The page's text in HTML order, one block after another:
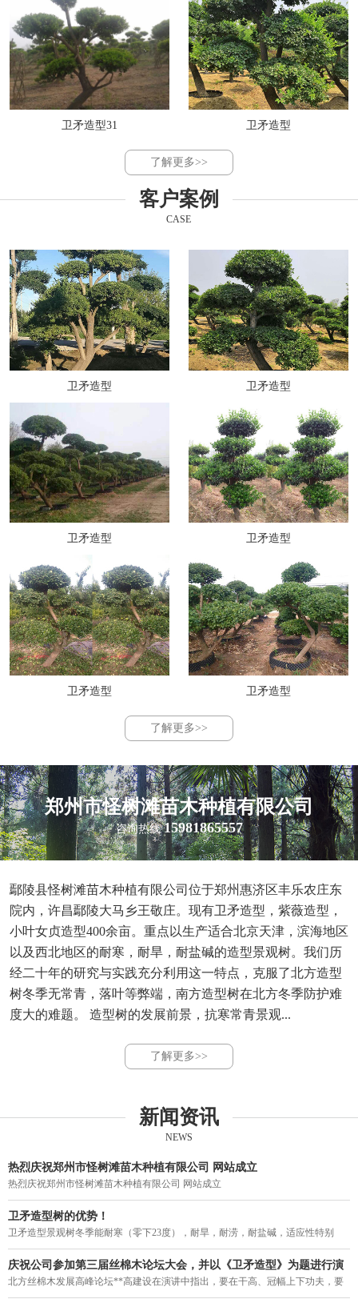
卫矛造型31 卫矛造型
了解更多>>
客户案例
CASE
卫矛造型 卫矛造型
卫矛造型 卫矛造型
卫矛造型 卫矛造型
了解更多>>
郑州市怪树滩苗木种植有限公司
咨询热线 15981865557
鄢陵县怪树滩苗木种植有限公司位于郑州惠济区丰乐农庄东
院内，许昌鄢陵大马乡王敬庄。现有卫矛造型，紫薇造型，
小叶女贞造型400余亩。重点以生产适合北京天津，滨海地区
以及西北地区的耐寒，耐旱，耐盐碱的造型景观树。我们历
经二十年的研究与实践充分利用这一特点，克服了北方造型
树冬季无常青，落叶等弊端，南方造型树在北方冬季防护难
度大的难题。 造型树的发展前景，抗寒常青景观...
了解更多>>
新闻资讯
NEWS
热烈庆祝郑州市怪树滩苗木种植有限公司 网站成立
热烈庆祝郑州市怪树滩苗木种植有限公司 网站成立
卫矛造型树的优势！
卫矛造型景观树冬季能耐寒（零下23度），耐旱，耐涝，耐盐碱，适应性特别
强。突破了四季常青造型不能过京津冀，东北，西北的局限，结束了我国寒冷地
区造型树冬季落叶的历史，填补了北方造型树一年四季无常青的空白。
庆祝公司参加第三届丝棉木论坛大会，并以《卫矛造型》为题进行演
讲。
北方丝棉木发展高峰论坛**高建设在演讲中指出，要在干高、冠幅上下功夫，要